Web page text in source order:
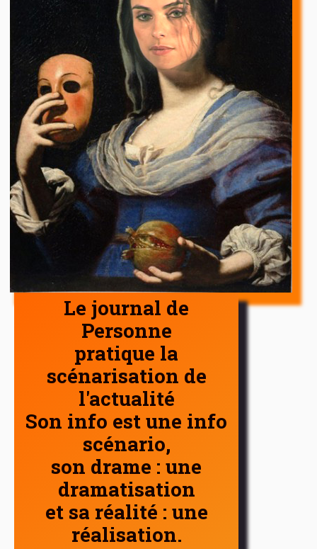
Le journal de
Personne
pratique la
scénarisation de
l'actualité
Son info est une info
scénario,
son drame : une
dramatisation
et sa réalité : une
réalisation.